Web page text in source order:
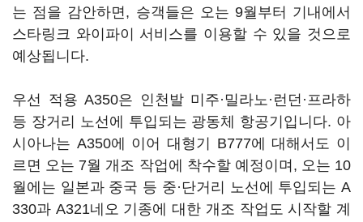
는 점을 감안하면, 승객들은 오는 9월부터 기내에서
스타링크 와이파이 서비스를 이용할 수 있을 것으로
예상됩니다.
우선 적용 A350은 인천발 미주·밀라노·런던·프라하
등 장거리 노선에 투입되는 광동체 항공기입니다. 아
시아나는 A350에 이어 대형기 B777에 대해서도 이
르면 오는 7월 개조 작업에 착수할 예정이며, 오는 10
월에는 일본과 중국 등 중·단거리 노선에 투입되는 A
330과 A321네오 기종에 대한 개조 작업도 시작할 계